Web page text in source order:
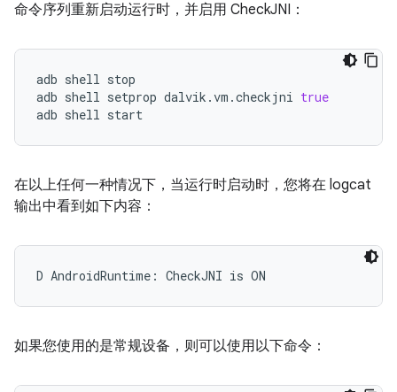
命令序列重新启动运行时，并启用 CheckJNI：
adb shell stop
adb shell setprop dalvik.vm.checkjni true
adb shell start
在以上任何一种情况下，当运行时启动时，您将在 logcat
输出中看到如下内容：
D AndroidRuntime: CheckJNI is ON
如果您使用的是常规设备，则可以使用以下命令：